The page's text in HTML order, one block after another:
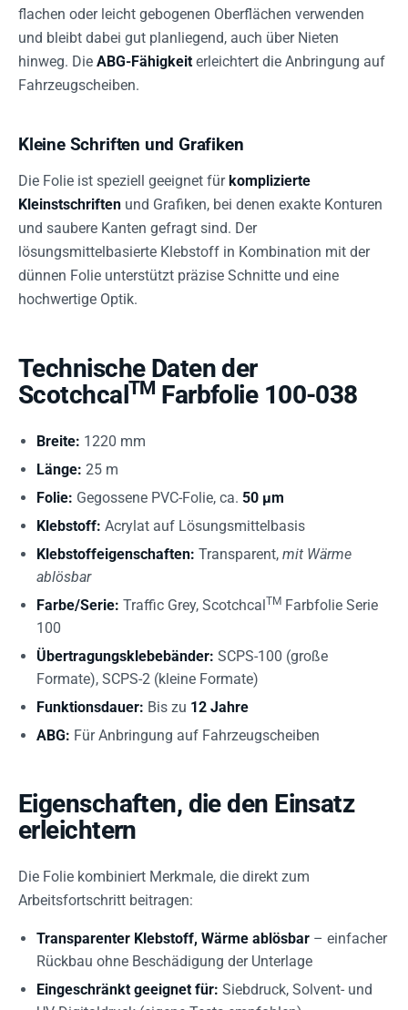
flachen oder leicht gebogenen Oberflächen verwenden
und bleibt dabei gut planliegend, auch über Nieten
hinweg. Die ABG-Fähigkeit erleichtert die Anbringung auf
Fahrzeugscheiben.
Kleine Schriften und Grafiken
Die Folie ist speziell geeignet fürkomplizierte
Kleinstschriften und Grafiken, bei denen exakte Konturen
und saubere Kanten gefragt sind. Der
lösungsmittelbasierte Klebstoff in Kombination mit der
dünnen Folie unterstützt präzise Schnitte und eine
hochwertige Optik.
Technische Daten der
ScotchcalTM Farbfolie 100-038
Breite: 1220 mm
Länge: 25 m
Folie: Gegossene PVC-Folie, ca. 50 µm
Klebstoff: Acrylat auf Lösungsmittelbasis
Klebstoffeigenschaften: Transparent, mit Wärme
ablösbar
Farbe/Serie: Traffic Grey, ScotchcalTM Farbfolie Serie
100
Übertragungsklebebänder: SCPS-100 (große
Formate), SCPS-2 (kleine Formate)
Funktionsdauer: Bis zu 12 Jahre
ABG: Für Anbringung auf Fahrzeugscheiben
Eigenschaften, die den Einsatz
erleichtern
Die Folie kombiniert Merkmale, die direkt zum
Arbeitsfortschritt beitragen:
Transparenter Klebstoff, Wärme ablösbar – einfacher
Rückbau ohne Beschädigung der Unterlage
Eingeschränkt geeignet für: Siebdruck, Solvent- und